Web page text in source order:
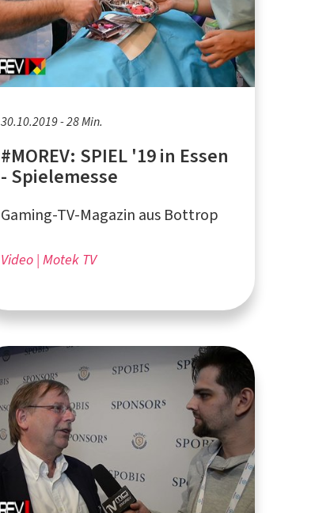
30.10.2019 - 28 Min.
#MOREV: SPIEL '19 in Essen
- Spielemesse
Gaming-TV-Magazin aus Bottrop
Video Motek TV